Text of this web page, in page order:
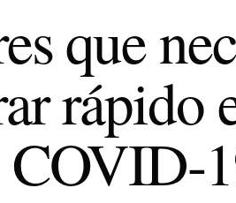
que
rápido
COVID-